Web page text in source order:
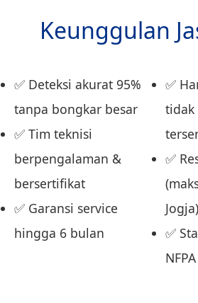
Keunggulan
✅ Deteksi akurat 95%
tanpa bongkar besar
✅ Tim teknisi
berpengalaman &
bersertifikat
✅ Garansi service
hingga 6 bulan
✅
tidak
✅
Jogja)
✅